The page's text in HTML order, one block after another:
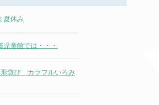
夏休み
児童館では・・・
遊び カラフルいろみ